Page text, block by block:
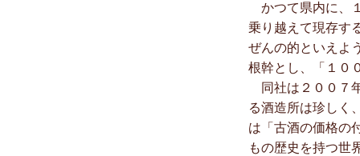
かつて県内に、
乗り越えて現存す
ぜんの的といえよ
根幹とし、「１０
同社は２００７
る酒造所は珍しく
は「古酒の価格の
もの歴史を持つ世